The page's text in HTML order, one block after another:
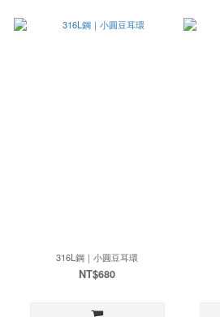
316L鋼｜小圓豆耳環
NT$680